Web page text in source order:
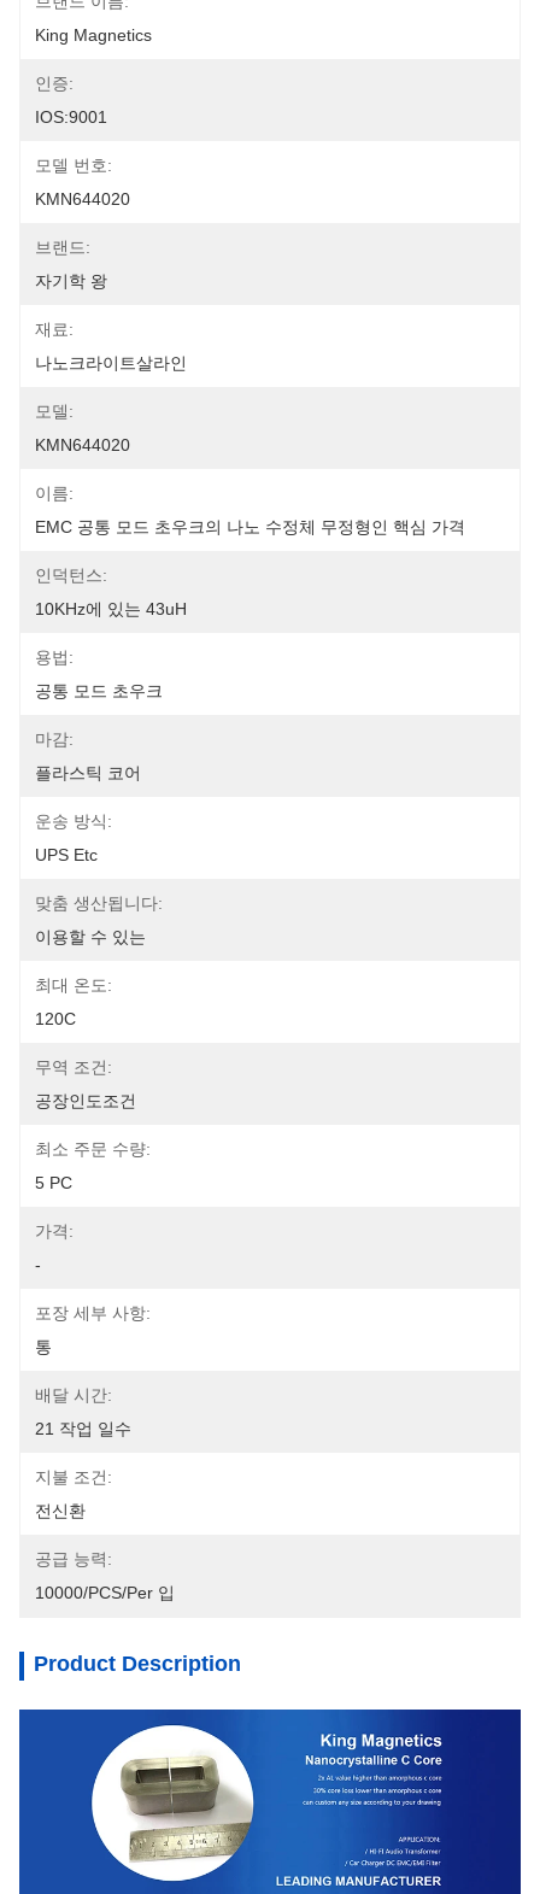
King Magnetics
인증:
IOS:9001
모델 번호:
KMN644020
브랜드:
자기학 왕
재료:
나노크라이트살라인
모델:
KMN644020
이름:
EMC 공통 모드 초우크의 나노 수정체 무정형인 핵심 가격
인덕턴스:
10KHz에 있는 43uH
용법:
공통 모드 초우크
마감:
플라스틱 코어
운송 방식:
UPS Etc
맞춤 생산됩니다:
이용할 수 있는
최대 온도:
120C
무역 조건:
공장인도조건
최소 주문 수량:
5 PC
가격:
-
포장 세부 사항:
통
배달 시간:
21 작업 일수
지불 조건:
전신환
공급 능력:
10000/PCS/Per 입
Product Description